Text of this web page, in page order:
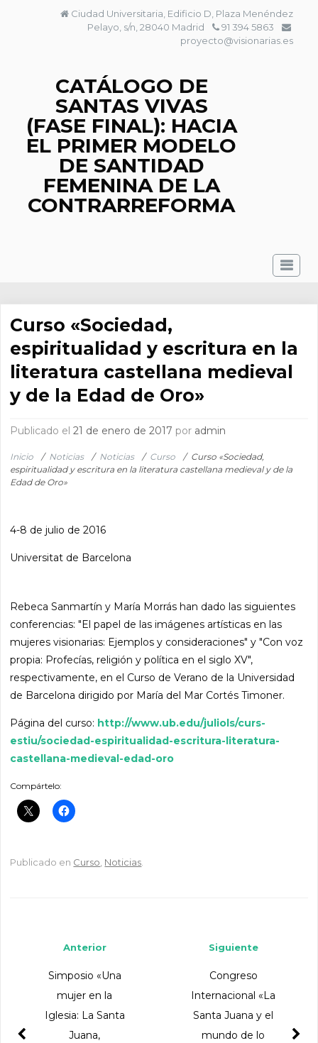
Ciudad Universitaria, Edificio D, Plaza Menéndez
Pelayo, s/n, 28040 Madrid
91 394 5863
proyecto@visionarias.es
CATÁLOGO DE
SANTAS VIVAS
(FASE FINAL): HACIA
EL PRIMER MODELO
DE SANTIDAD
FEMENINA DE LA
CONTRARREFORMA
Curso «Sociedad,
espiritualidad y escritura en la
literatura castellana medieval
y de la Edad de Oro»
Publicado el21 de enero de 2017 por admin
Inicio / Noticias / Noticias / Curso / Curso «Sociedad,
espiritualidad y escritura en la literatura castellana medieval y de la
Edad de Oro»
4-8 de julio de 2016
Universitat de Barcelona
Rebeca Sanmartín y María Morrás han dado las siguientes
conferencias: "El papel de las imágenes artísticas en las
mujeres visionarias: Ejemplos y consideraciones" y "Con voz
propia: Profecías, religión y política en el siglo XV",
respectivamente, en el Curso de Verano de la Universidad
de Barcelona dirigido por María del Mar Cortés Timoner.
Página del curso: http://www.ub.edu/juliols/curs-
estiu/sociedad-espiritualidad-escritura-literatura-
castellana-medieval-edad-oro
Compártelo:
Publicado en Curso, Noticias.
Siguiente
Congreso
Internacional «La
Santa Juana y el
mundo de lo
Anterior
Simposio «Una
mujer en la
Iglesia: La Santa
Juana,